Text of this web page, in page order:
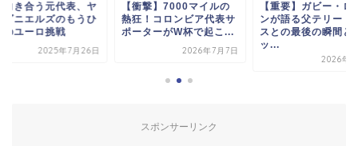
向き合う元代表、ヤ
ダニエルズのもうひ
のユーロ挑戦
2025年7月26日
【衝撃】7000マイルの
熱狂！コロンビア代表サ
ポーターがW杯で起こ...
2026年7月7日
【重要】ガビー・ロ
ンが語る父テリー・
スとの最後の瞬間と
ッ...
2026年1
スポンサーリンク